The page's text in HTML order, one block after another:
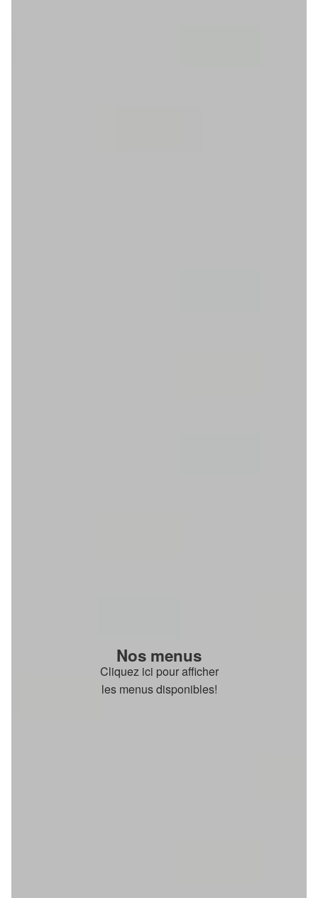
Nos menus
Cliquez ici pour afficher
les menus disponibles!